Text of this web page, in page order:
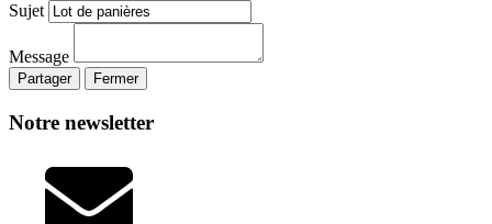
Sujet
Message
Partager Fermer
Notre newsletter